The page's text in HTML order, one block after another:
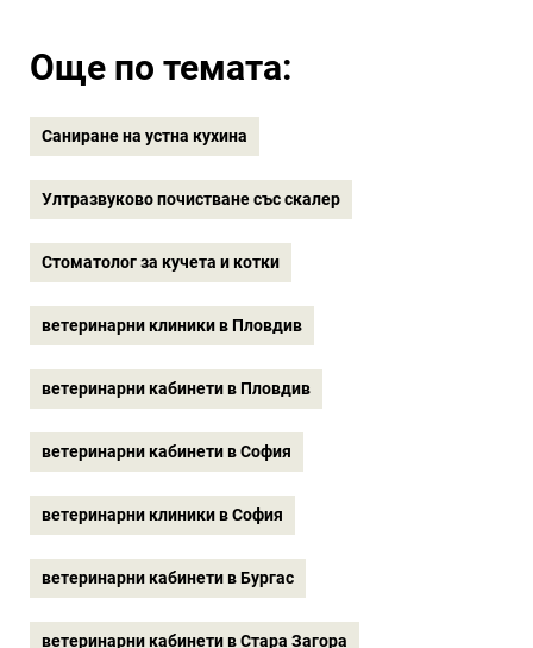
Още по темата:
Саниране на устна кухина
Ултразвуково почистване със скалер
Стоматолог за кучета и котки
ветеринарни клиники в Пловдив
ветеринарни кабинети в Пловдив
ветеринарни кабинети в София
ветеринарни клиники в София
ветеринарни кабинети в Бургас
ветеринарни кабинети в Стара Загора